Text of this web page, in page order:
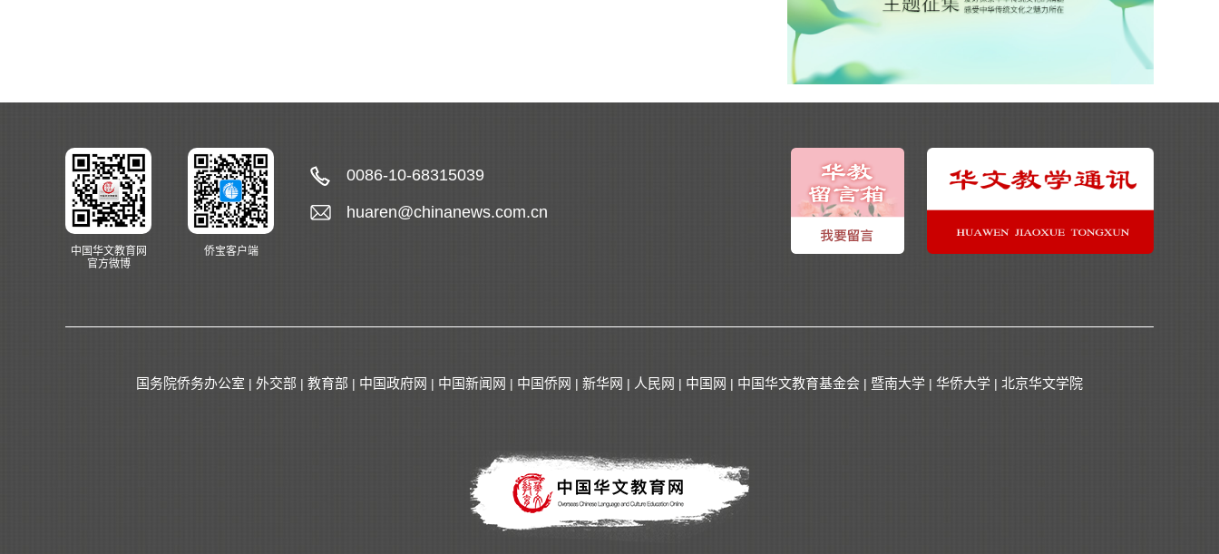
中国华文教育网
官方微博
侨宝客户端
0086-10-68315039
huaren@chinanews.com.cn
国务院侨务办公室 | 外交部 | 教育部 | 中国政府网 | 中国新闻网 | 中国侨网 | 新华网 | 人民网 | 中国网 | 中国华文教育基金会 | 暨南大学 | 华侨大学 | 北京华文学院